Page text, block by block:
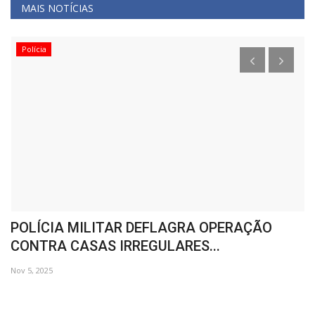
MAIS NOTÍCIAS
Polícia
POLÍCIA MILITAR DEFLAGRA OPERAÇÃO
CONTRA CASAS IRREGULARES...
Nov 5, 2025